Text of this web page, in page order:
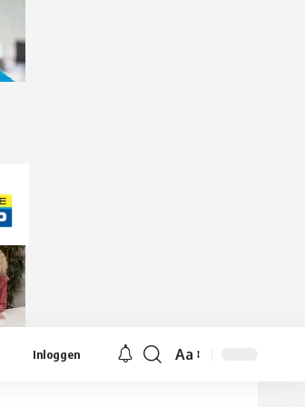
Inloggen
Lettergrootte
Aa